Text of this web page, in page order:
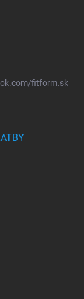
fitform.sk